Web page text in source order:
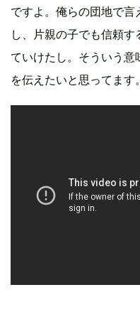
ですよ。俺らの団地で
し、片親の子でも信頼
ていけたし。そういう意
を伝えたいと思ってます。